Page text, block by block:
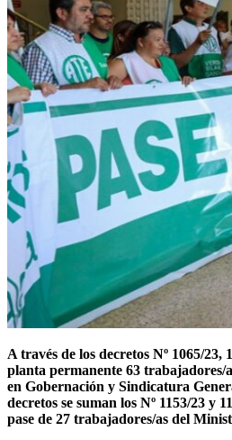
A través de los decretos Nº 1065/23,
planta permanente 63 trabajadores/
en Gobernación y Sindicatura
decretos se suman los Nº 1153/23 y
pase de 27 trabajadores/as del